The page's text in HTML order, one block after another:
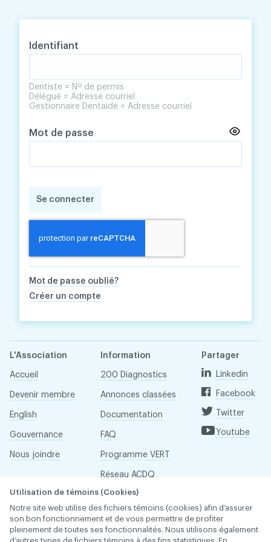
Identifiant
Dentiste = Nº de permis
Délégué = Adresse courriel
Gestionnaire Dentaide = Adresse courriel
Mot de passe
Se connecter
Mot de passe oublié?
Créer un compte
L'Association
Accueil
Devenir membre
English
Gouvernance
Nous joindre
Information
200 Diagnostics
Annonces classées
Documentation
FAQ
Programme VERT
Réseau ACDQ
Salle de presse
À propos
Partager
Linkedin
Facebook
Twitter
Youtube
Utilisation de témoins (Cookies)
Notre site web utilise des fichiers témoins (cookies) afin d’assurer
son bon fonctionnement et de vous permettre de profiter
pleinement de toutes ses fonctionnalités. Nous utilisons également